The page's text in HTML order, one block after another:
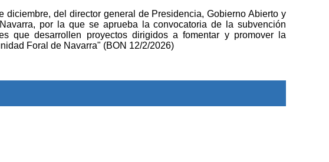
diciembre, del director general de Presidencia, Gobierno Abierto y
por la que se aprueba la convocatoria de la subvención
que desarrollen proyectos dirigidos a fomentar y promover la
Foral de Navarra" (BON 12/2/2026)